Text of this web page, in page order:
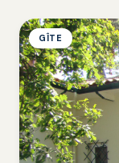
GÎTE